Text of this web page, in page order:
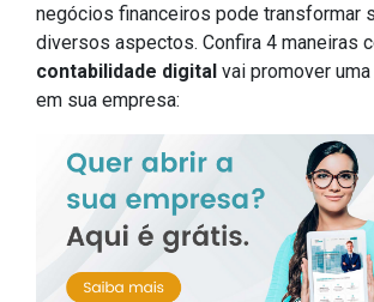
negócios financeiros pode transformar
diversos aspectos. Confira 4 maneiras
contabilidade digital vai promover
em sua empresa: